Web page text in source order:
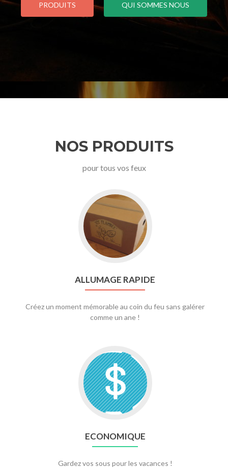
PRODUITS QUI SOMMES NOUS
NOS PRODUITS
pour tous vos feux
ALLUMAGE RAPIDE
Créez un moment mémorable au coin du feu sans galérer
comme un ane !
ECONOMIQUE
Gardez vos sous pour les vacances !